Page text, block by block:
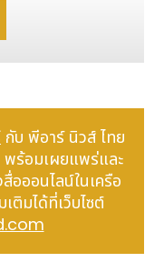
ด้ประกาศเปิดการ
ที่ตัวแทนนักกีฬา 45
บีชเกมส์ ครั้งที่ 6 มี
องเลื่อนออกไปถึง
รระบาดของโรคโค
ย่าในปีนี้ โดยมีผู้เข้า
ฬา 1,790 คน
กียรติเป็นเจ้าภาพ
ทวีป อีกทั้งยังเป็น
กับ พีอาร์ นิวส์ ไทย
ร้อมเผยแพร่และ
อออนไลน์ในเครือ
ติมได้ที่เว็บไซต์